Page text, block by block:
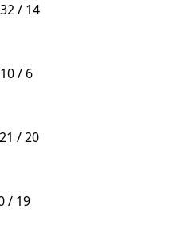
/ 14
/ 6
/ 20
/ 19